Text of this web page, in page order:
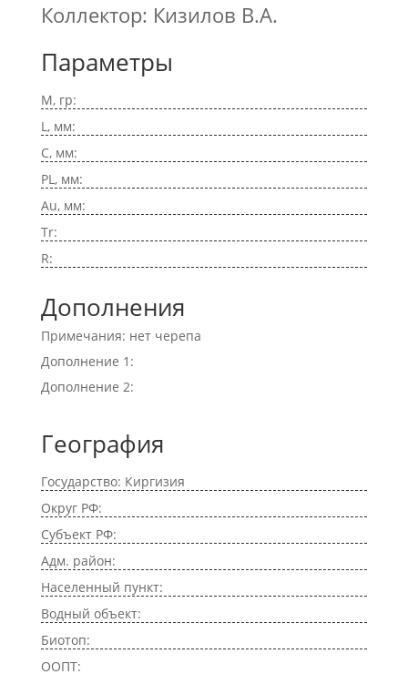
Коллектор: Кизилов В.А.
Параметры
M, гр:
L, мм:
C, мм:
PL, мм:
Au, мм:
Tr:
R:
Дополнения
Примечания: нет черепа
Дополнение 1:
Дополнение 2:
География
Государство: Киргизия
Округ РФ:
Субъект РФ:
Адм. район:
Населенный пункт:
Водный объект:
Биотоп:
ООПТ: